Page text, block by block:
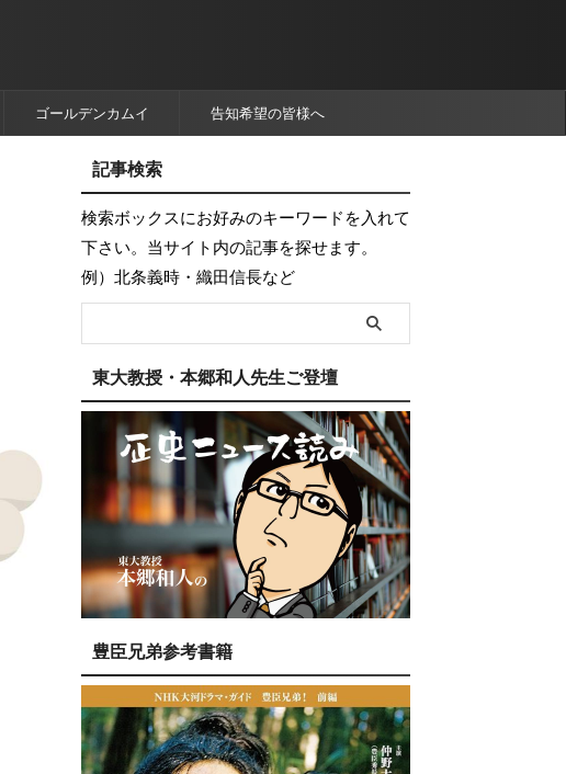
ゴールデンカムイ 告知希望の皆様へ
記事検索
検索ボックスにお好みのキーワードを入れて
下さい。当サイト内の記事を探せます。
例）北条義時・織田信長など
東大教授・本郷和人先生ご登壇
豊臣兄弟参考書籍